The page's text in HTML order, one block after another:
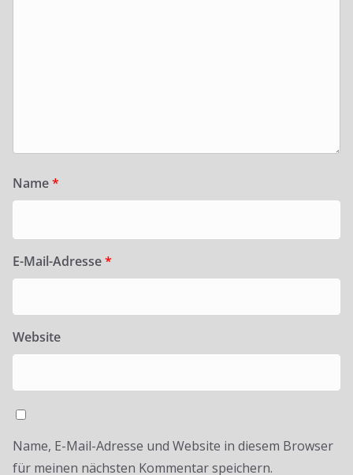
Name*
E-Mail-Adresse*
Website
Name, E-Mail-Adresse und Website in diesem Browser
für meinen nächsten Kommentar speichern.